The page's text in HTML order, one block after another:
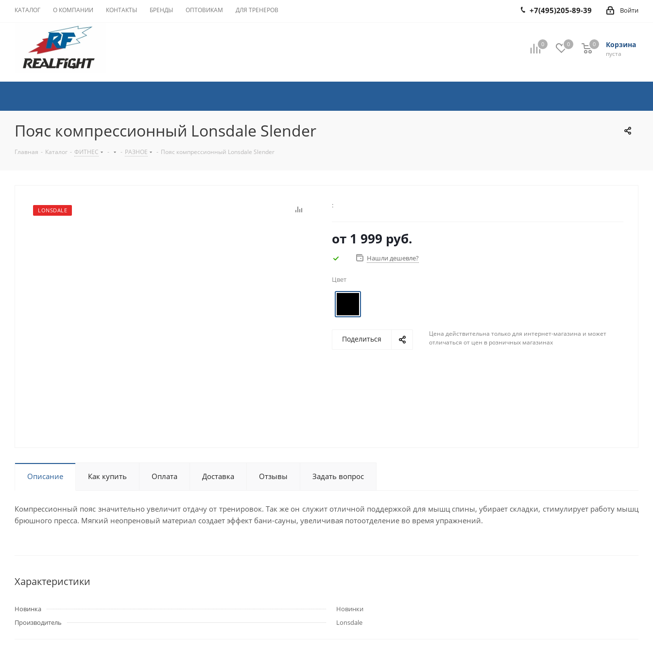
КАТАЛОГ О КОМПАНИИ КОНТАКТЫ БРЕНДЫ ОПТОВИКАМ ДЛЯ ТРЕНЕРОВ Войти
+7(495)205-89-39
0 0 Корзина
0
пуста
0
Пояс компрессионный Lonsdale Slender
Главная - Каталог - ФИТНЕС - - РАЗНОЕ - Пояс компрессионный Lonsdale Slender
LONSDALE
:
от 1 999 руб.
Нашли дешевле?
Цвет
Поделиться
Цена действительна только для интернет-магазина и может
отличаться от цен в розничных магазинах
Описание Как купить Оплата Доставка Отзывы Задать вопрос
Компрессионный пояс значительно увеличит отдачу от тренировок. Так же он служит отличной поддержкой для мышц спины, убирает складки, стимулирует работу мышц
брюшного пресса. Мягкий неопреновый материал создает эффект бани-сауны, увеличивая потоотделение во время упражнений.
Характеристики
Новинка
Новинки
Производитель
Lonsdale